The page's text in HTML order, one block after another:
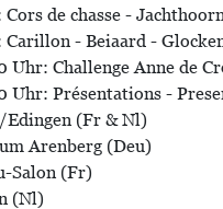
Cors de chasse -
Carillon - Beiaard -
Uhr: Challenge Anne de
Uhr: Présentations -
Edingen (Fr & Nl)
Arenberg (Deu)
Salon (Fr)
(Nl)